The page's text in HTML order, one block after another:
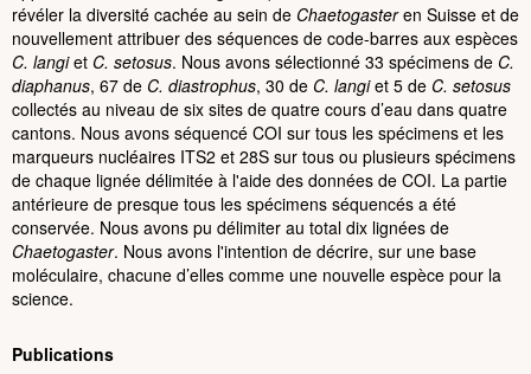
révéler la diversité cachée au sein de Chaetogasteren Suisse et de
nouvellement attribuer des séquences de code-barres aux espèces
C. langiet C. setosus. Nous avons sélectionné 33 spécimens de C.
diaphanus, 67 de C. diastrophus, 30 de C. langiet 5 de C. setosus
collectés au niveau de six sites de quatre cours d’eau dans quatre
cantons. Nous avons séquencé COI sur tous les spécimens et les
marqueurs nucléaires ITS2 et 28S sur tous ou plusieurs spécimens
de chaque lignée délimitée à l'aide des données de COI. La partie
antérieure de presque tous les spécimens séquencés a été
conservée. Nous avons pu délimiter au total dix lignées de
Chaetogaster. Nous avons l'intention de décrire, sur une base
moléculaire, chacune d’elles comme une nouvelle espèce pour la
science.​
Publications